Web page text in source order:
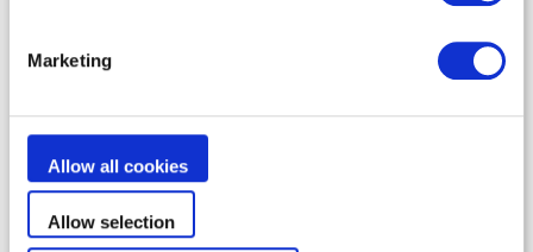
Marketing
Allow all cookies
Allow selection
Chauffage
HEAT LINE